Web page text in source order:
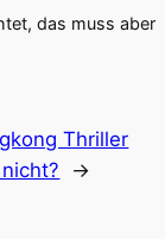
das muss aber
Thriller
→